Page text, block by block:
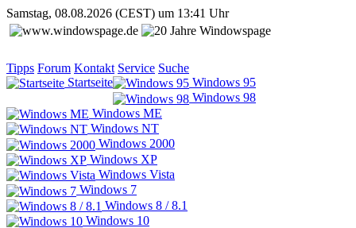
Samstag, 08.08.2026 (CEST) um 13:41 Uhr
Tipps Forum Kontakt Service Suche
Startseite
Windows 95
Windows 98
Windows ME
Windows NT
Windows 2000
Windows XP
Windows Vista
Windows 7
Windows 8 / 8.1
Windows 10